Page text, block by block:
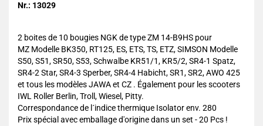
Nr.: 13029
2 boites de 10 bougies NGK de type ZM 14-B9HS pour
MZ Modelle BK350, RT125, ES, ETS, TS, ETZ, SIMSON Modelle
S50, S51, SR50, S53, Schwalbe KR51/1, KR5/2, SR4-1 Spatz,
SR4-2 Star, SR4-3 Sperber, SR4-4 Habicht, SR1, SR2, AWO 425
et tous les modèles JAWA et CZ . Également pour les scooters
IWL Roller Berlin, Troll, Wiesel, Pitty.
Correspondance de l´indice thermique Isolator env. 280
Prix spécial avec emballage d'origine dans un set - 20 Pcs !